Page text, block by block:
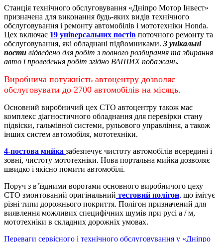
Станція технічного обслуговування «Дніпро Мотор Інвест»
призначена для виконання будь-яких видів технічного
обслуговування і ремонту автомобілів і мототехніки Honda.
Цех включає 19 універсальних постів поточного ремонту та
обслуговування, які обладнані підйомниками. 3 унікальні
пости відведено для робіт з повного розбирання та збирання
авто і проведення робіт згідно ВАШИХ побажань.
Виробнича потужність автоцентру дозволяє
обслуговувати до 2700 автомобілів на місяць.
Основний виробничий цех СТО автоцентру також має
комплекс діагностичного обладнання для перевірки стану
підвіски, гальмівної системи, рульового управління, а також
інших систем автомобіля, мототехніки.
4-постова мийка забезпечує чистоту автомобілів всередині і
зовні, чистоту мототехніки. Нова портальна мийка дозволяє
швидко і якісно помити автомобілі.
Поруч з в’їздними воротами основного виробничого цеху
СТО змонтований оригінальний тестовий полігон, що імітує
різні типи дорожнього покриття. Полігон призначений для
виявлення можливих специфічних шумів при русі а / м,
мототехніки в складних дорожніх умовах.
Переваги сервісного і технічного обслуговування у «Дніпро